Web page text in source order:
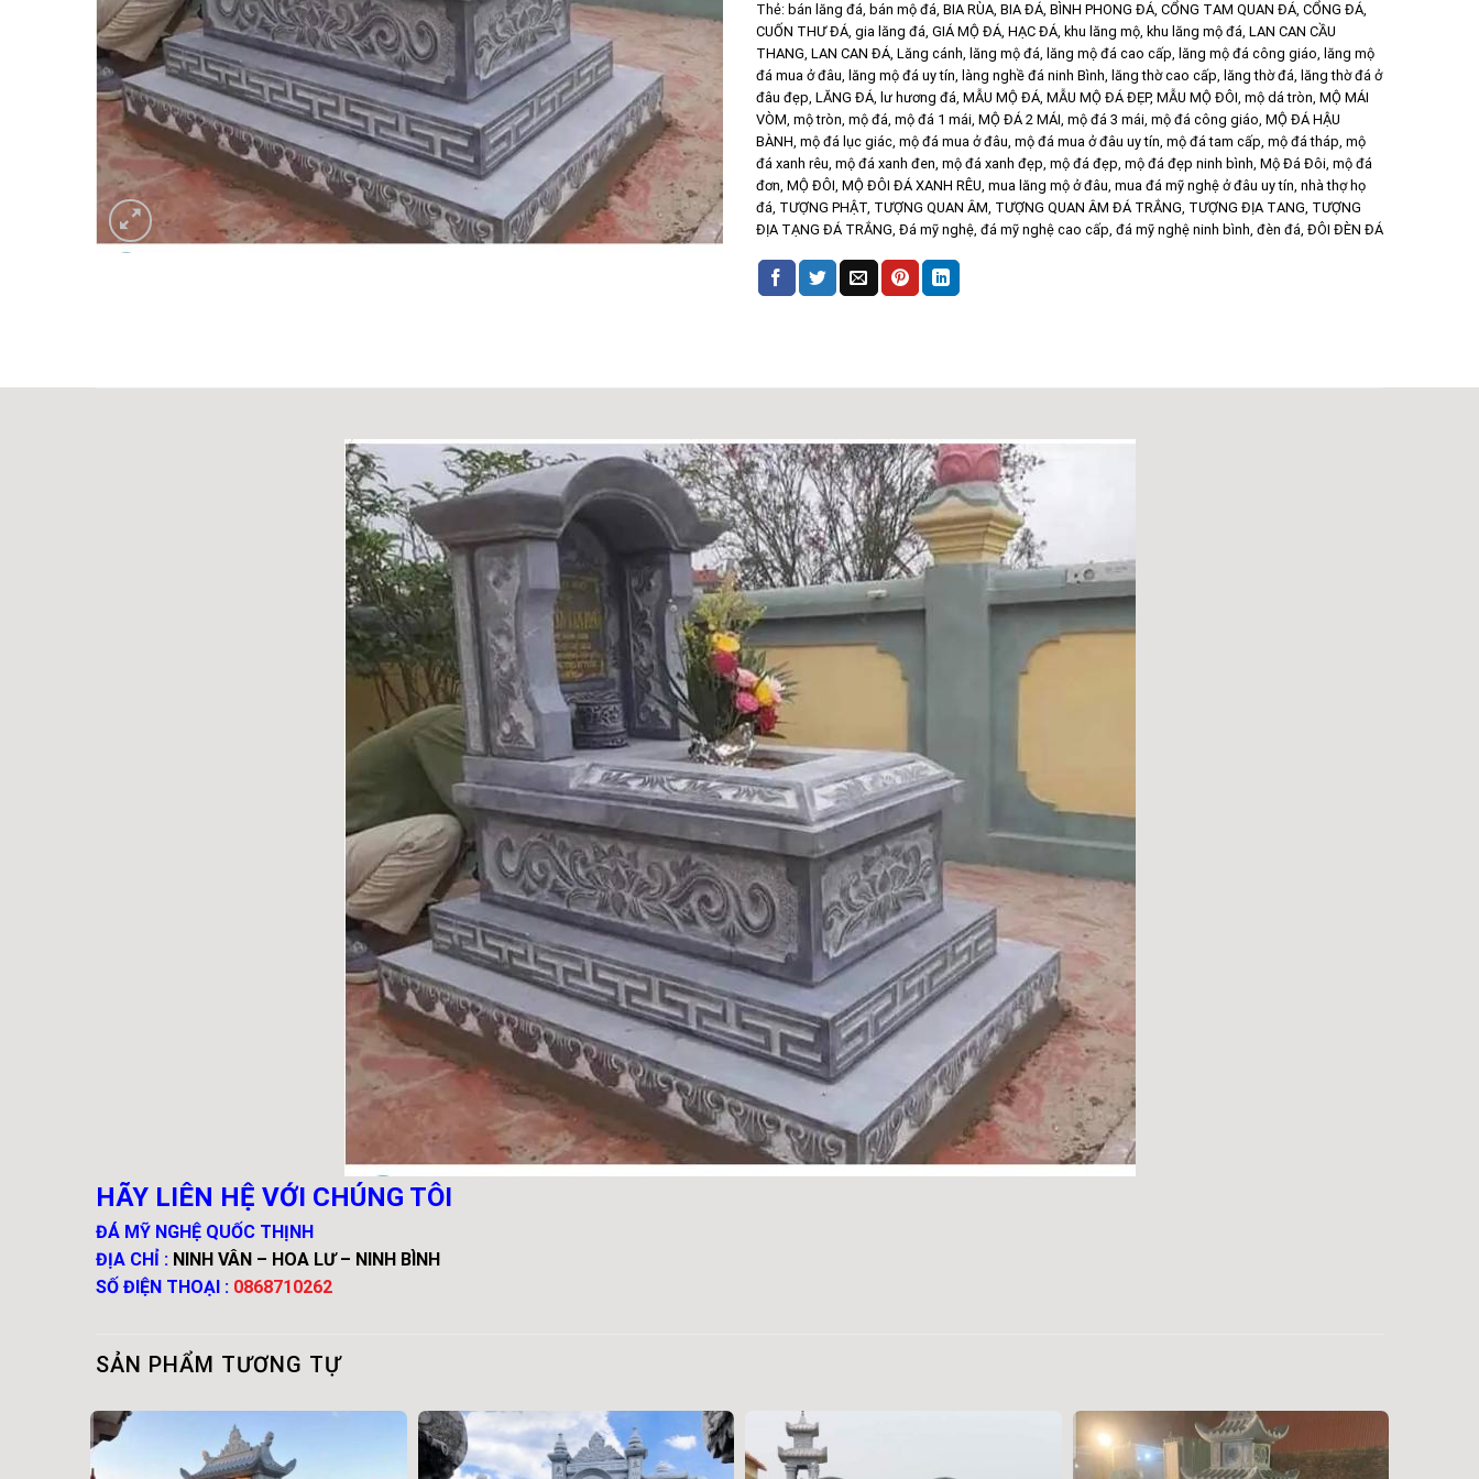
Thẻ: bán lăng đá bán mộ đá BIA RÙA BIA ĐÁ BÌNH PHONG ĐÁ CỔNG TAM QUAN ĐÁ CỔNG ĐÁ
CUỐN THƯ ĐÁ gia lăng đá GIÁ MỘ ĐÁ HẠC ĐÁ khu lăng mộ khu lăng mộ đá LAN CAN CẦU
THANG LAN CAN ĐÁ Lăng cánh lăng mộ đá lăng mộ đá cao cấp lăng mộ đá công giáo lăng mộ
đá mua ở đâu lăng mộ đá uy tín làng nghề đá ninh Bình lăng thờ cao cấp lăng thờ đá lăng thờ đá ở
đâu đẹp LĂNG ĐÁ lư hương đá MẪU MỘ ĐÁ MẪU MỘ ĐÁ ĐẸP, MẪU MỘ ĐÔI mộ dá tròn MỘ MÁI
VÒM mộ tròn mộ đá mộ đá 1 mái MỘ ĐÁ 2 MÁI mộ đá 3 mái mộ đá công giáo MỘ ĐÁ HẬU
BÀNH mộ đá lục giác mộ đá mua ở đâu mộ đá mua ở đâu uy tín mộ đá tam cấp mộ đá tháp mộ
đá xanh rêu mộ đá xanh đen mộ đá xanh đẹp mộ đá đẹp mộ đá đẹp ninh bình Mộ Đá Đôi mộ đá
đơn MỘ ĐÔI MỘ ĐÔI ĐÁ XANH RÊU mua lăng mộ ở đâu mua đá mỹ nghệ ở đâu uy tín nhà thợ họ
đá TƯỢNG PHẬT TƯỢNG QUAN ÂM TƯỢNG QUAN ÂM ĐÁ TRẮNG TƯỢNG ĐỊA TANG TƯỢNG
ĐỊA TẠNG ĐÁ TRẮNG Đá mỹ nghệ đá mỹ nghệ cao cấp đá mỹ nghệ ninh bình đèn đá ĐÔI ĐÈN ĐÁ
HÃY LIÊN HỆ VỚI CHÚNG TÔI
ĐÁ MỸ NGHỆ QUỐC THỊNH
ĐỊA CHỈ : NINH VÂN – HOA LƯ – NINH BÌNH
SỐ ĐIỆN THOẠI : 0868710262
SẢN PHẨM TƯƠNG TỰ